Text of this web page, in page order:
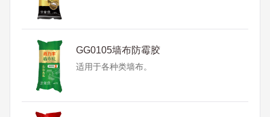
GG0105墙布防霉胶
适用于各种类墙布。